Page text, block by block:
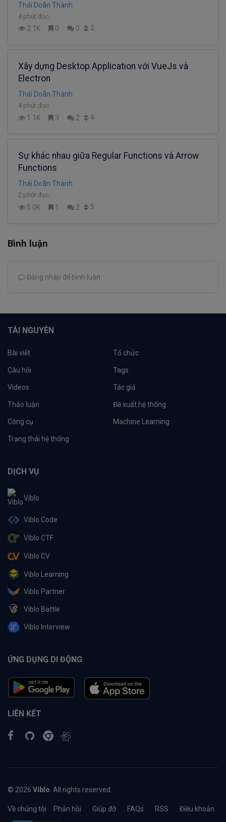
Thái Doãn Thành
4 phút đọc
2.1K 0 0 2
Xây dựng Desktop Application với VueJs và
Electron
Thái Doãn Thành
4 phút đọc
1.1K 3 2 4
Sự khác nhau giữa Regular Functions và Arrow
Functions
Thái Doãn Thành
2 phút đọc
5.0K 1 2 5
Bình luận
Đăng nhập để bình luận
TÀI NGUYÊN
Bài viết Tổ chức
Câu hỏi Tags
Videos Tác giả
Thảo luận Đề xuất hệ thống
Công cụ Machine Learning
Trạng thái hệ thống
DỊCH VỤ
Viblo
Viblo Code
Viblo CTF
Viblo CV
Viblo Learning
Viblo Partner
Viblo Battle
Viblo Interview
ỨNG DỤNG DI ĐỘNG
LIÊN KẾT
© 2026 Viblo . All rights reserved.
Về chúng tôi Phản hồi Giúp đỡ FAQs RSS Điều khoản